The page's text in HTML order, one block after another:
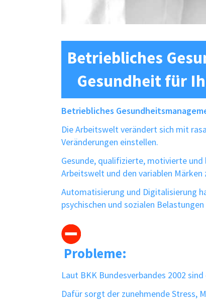
Betriebliches
Gesundheit für
Betriebliches
Die Arbeitswelt verändert sich mit
Veränderungen einstellen.
Gesunde, qualifizierte, motivierte
Arbeitswelt und den variablen Märken
Automatisierung und Digitalisierung
psychischen und sozialen
Probleme:
Laut BKK Bundesverbandes 2002
Dafür sorgt der zunehmende Stress,